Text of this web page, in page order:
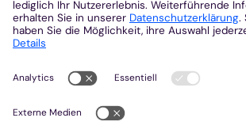
und Bürgerenergie,
Anmeldung hier
Zurück